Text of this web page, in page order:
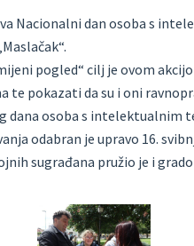
Nacionalni dan osoba s
pogled“ cilj je ovom
pokazati da su i oni
dana osoba s intelektualnim
odabran je upravo 16.
sugrađana pružio je i